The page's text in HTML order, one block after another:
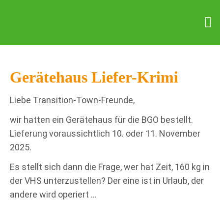
Gerätehaus Liefer-Krimi
Liebe Transition-Town-Freunde,
wir hatten ein Gerätehaus für die BGO bestellt.
Lieferung voraussichtlich 10. oder 11. November
2025.
Es stellt sich dann die Frage, wer hat Zeit, 160 kg in
der VHS unterzustellen? Der eine ist in Urlaub, der
andere wird operiert ...